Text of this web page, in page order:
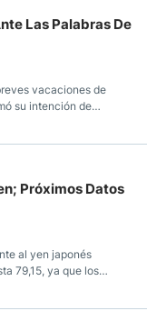
Las Palabras De
vacaciones de
su intención de
lo que cueste.
Próximos Datos
al yen japonés
79,15, ya que los
de estímulo
informe de